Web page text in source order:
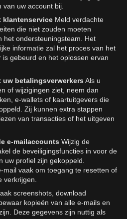
uw account bij.
klantenservice Meld verdachte
die niet zouden moeten
het ondersteuningsteam. Het
informatie zal het proces van het
gebeurd en het oplossen ervan
uw betalingsverwerkers Als u
of wijzigingen ziet, neem dan
e-wallets of kaartuitgevers die
Zij kunnen extra stappen
van transacties of het uitgeven
e-mailaccounts Wijzig de
de beveiligingsfuncties in voor de
uw profiel zijn gekoppeld.
mail vaak om toegang te resetten of
verkrijgen.
screenshots, download
kopieën van alle e-mails en
Deze gegevens zijn nuttig als